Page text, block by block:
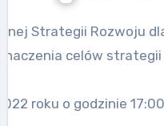
celów
roku o godzinie